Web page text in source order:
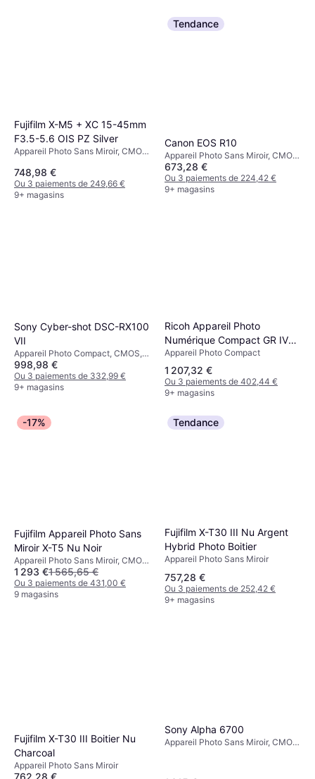
Fujifilm X-M5 + XC 15-45mm
F3.5-5.6 OIS PZ Silver
Appareil Photo Sans Miroir, CMOS,
Drive, Face Detection, 355g
748,98 €
Ou 3 paiements de 249,66 €
9+ magasins
Tendance
Canon EOS R10
Appareil Photo Sans Miroir, CMOS,
APS-C, 24.2 MP, Continuous
Drive, PictBridge, Face Detection,
429g
673,28 €
Ou 3 paiements de 224,42 €
9+ magasins
Sony Cyber-shot DSC-RX100
VII
Appareil Photo Compact, CMOS, 1,
20.1 MP, Face Detection,
Continuous Drive, 302g
998,98 €
Ou 3 paiements de 332,99 €
9+ magasins
Ricoh Appareil Photo
Numérique Compact GR IV
24MP
Appareil Photo Compact
1 207,32 €
Ou 3 paiements de 402,44 €
9+ magasins
-17%
Fujifilm Appareil Photo Sans
Miroir X-T5 Nu Noir
Appareil Photo Sans Miroir, CMOS,
APS-C, Continuous Drive
1 293 €1 565,65 €
Ou 3 paiements de 431,00 €
9 magasins
Tendance
Fujifilm X-T30 III Nu Argent
Hybrid Photo Boitier
Appareil Photo Sans Miroir
757,28 €
Ou 3 paiements de 252,42 €
9+ magasins
Fujifilm X-T30 III Boitier Nu
Charcoal
Appareil Photo Sans Miroir
Sony Alpha 6700
Appareil Photo Sans Miroir, CMOS,